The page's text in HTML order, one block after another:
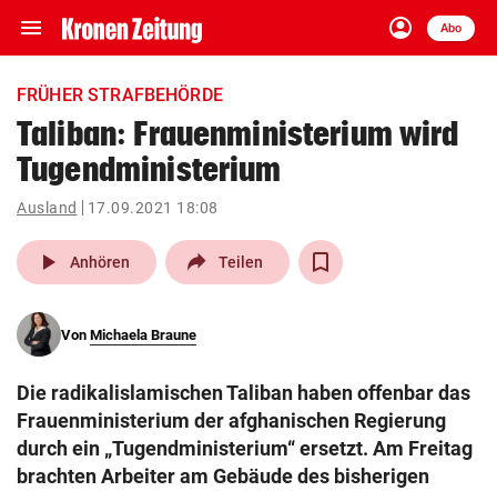
menu Navigation
ein-/ausklappen
account_circle
Anmelden
Abo
close Schließen
account_circle Anmelden
pin_drop
Wien arrow_right
search
eingeben
FRÜHER STRAFBEHÖRDE
Taliban: Frauenministerium wird
Tugendministerium
Ausland 17.09.2021 18:08
play_arrow Anhören Teilen
Von Michaela Braune
Die radikalislamischen Taliban haben offenbar das
Frauenministerium der afghanischen Regierung
durch ein „Tugendministerium“ ersetzt. Am Freitag
brachten Arbeiter am Gebäude des bisherigen